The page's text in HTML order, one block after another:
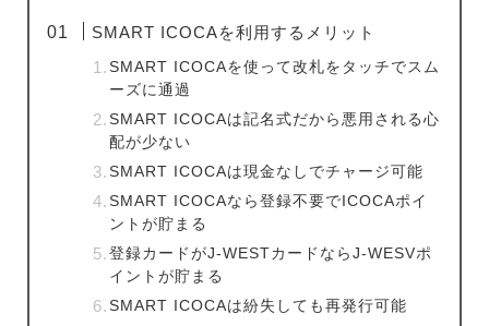
SMART ICOCAを利用するメリット
SMART ICOCAを使って改札をタッチでスム
ーズに通過
SMART ICOCAは記名式だから悪用される心
配が少ない
SMART ICOCAは現金なしでチャージ可能
SMART ICOCAなら登録不要でICOCAポイ
ントが貯まる
登録カードがJ-WESTカードならJ-WESVポ
イントが貯まる
SMART ICOCAは紛失しても再発行可能